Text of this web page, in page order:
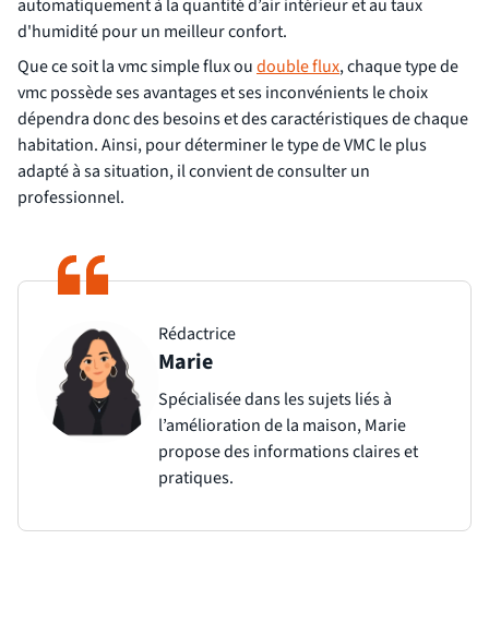
automatiquement à la quantité d’air intérieur et au taux
d'humidité pour un meilleur confort.
Que ce soit la vmc simple flux oudouble flux, chaque type de
vmc possède ses avantages et ses inconvénients le choix
dépendra donc des besoins et des caractéristiques de chaque
habitation. Ainsi, pour déterminer le type de VMC le plus
adapté à sa situation, il convient de consulter un
professionnel.
Rédactrice
Marie
Spécialisée dans les sujets liés à
l’amélioration de la maison, Marie
propose des informations claires et
pratiques.